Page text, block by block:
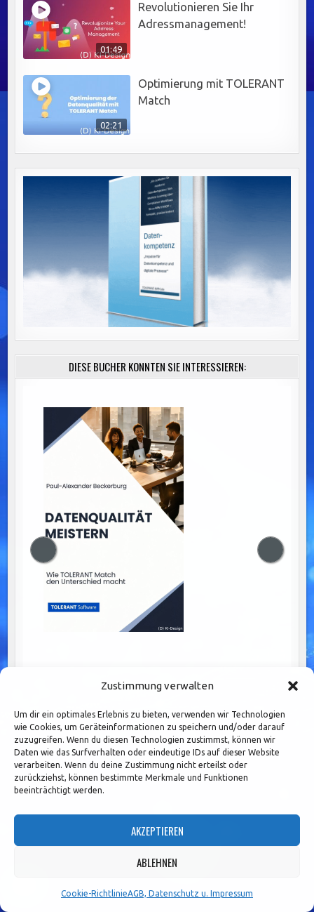
Zustimmung verwalten
Um dir ein optimales Erlebnis zu bieten, verwenden wir Technologien
wie Cookies, um Geräteinformationen zu speichern und/oder darauf
zuzugreifen. Wenn du diesen Technologien zustimmst, können wir
Daten wie das Surfverhalten oder eindeutige IDs auf dieser Website
verarbeiten. Wenn du deine Zustimmung nicht erteilst oder
zurückziehst, können bestimmte Merkmale und Funktionen
beeinträchtigt werden.
AKZEPTIEREN
ABLEHNEN
Cookie-RichtlinieAGB, Datenschutz u. Impressum
01:49
Revolutionieren Sie Ihr
Adressmanagement!
02:21
Optimierung mit TOLERANT
Match
DIESE BÜCHER KÖNNTEN SIE INTERESSIEREN:
AUDITS AUTOMATISIERUNG BANKEN
BANKINGCOMPLIANCE
BUSINESS PROCESS MANAGEMENT
EFFIZIENZSTEIGERUNG ERFOLG
FINANZBRANCHE